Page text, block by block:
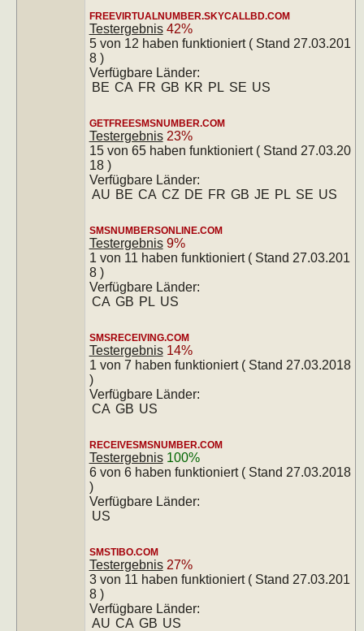
FREEVIRTUALNUMBER.SKYCALLBD.COM
Testergebnis 42%
5 von 12 haben funktioniert ( Stand 27.03.201
8 )
Verfügbare Länder:
BE CA FR GB KR PL SE US
GETFREESMSNUMBER.COM
Testergebnis 23%
15 von 65 haben funktioniert ( Stand 27.03.20
18 )
Verfügbare Länder:
AU BE CA CZ DE FR GB JE PL SE US
SMSNUMBERSONLINE.COM
Testergebnis 9%
1 von 11 haben funktioniert ( Stand 27.03.201
8 )
Verfügbare Länder:
CA GB PL US
SMSRECEIVING.COM
Testergebnis 14%
1 von 7 haben funktioniert ( Stand 27.03.2018
)
Verfügbare Länder:
CA GB US
RECEIVESMSNUMBER.COM
Testergebnis 100%
6 von 6 haben funktioniert ( Stand 27.03.2018
)
Verfügbare Länder:
US
SMSTIBO.COM
Testergebnis 27%
3 von 11 haben funktioniert ( Stand 27.03.201
8 )
Verfügbare Länder:
AU CA GB US